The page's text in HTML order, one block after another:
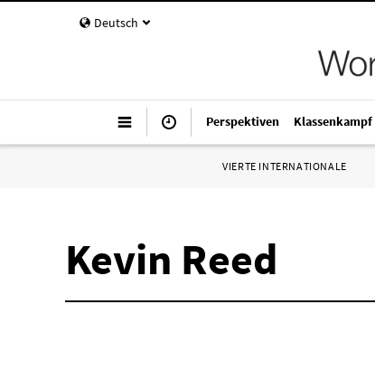
Deutsch
Perspektiven Klassenkampf
VIERTE INTERNATIONALE
Kevin Reed